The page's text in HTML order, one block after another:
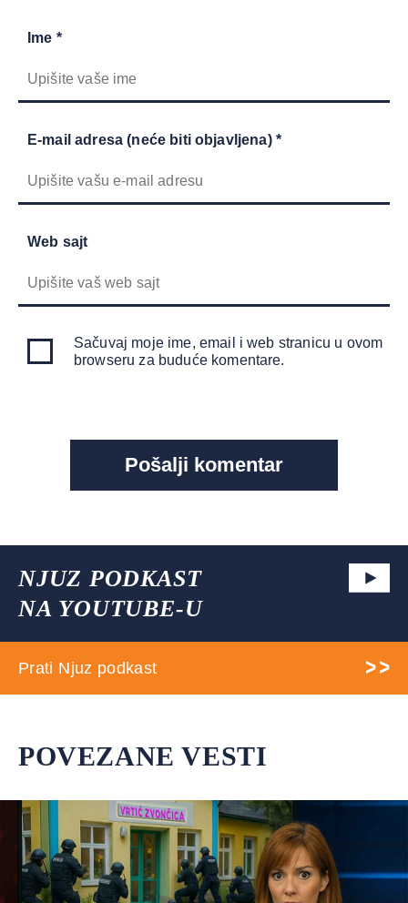
Ime *
E-mail adresa (neće biti objavljena) *
Web sajt
Sačuvaj moje ime, email i web stranicu u ovom
browseru za buduće komentare.
NJUZ PODKAST
NA YOUTUBE-U
Prati Njuz podkast
POVEZANE VESTI